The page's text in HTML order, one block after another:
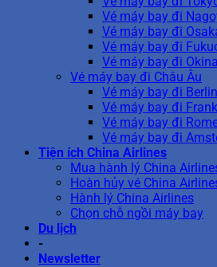
Vé máy bay đi
Vé máy bay đi
Vé máy bay đi
Vé máy bay đi
Vé máy bay đi Châu Âu
Vé máy bay đi Berlin
Vé máy bay đi
Vé máy bay đi
Vé máy bay đi
Tiện ích China Airlines
Mua hành lý China
Hoàn hủy vé China
Hành lý China Airlines
Chọn chỗ ngồi máy bay
Du lịch
-
Newsletter